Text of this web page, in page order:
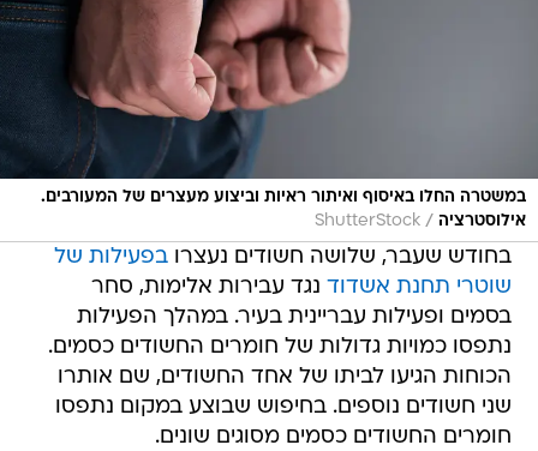
במשטרה החלו באיסוף ואיתור ראיות וביצוע מעצרים של המעורבים.
בחודש שעבר, שלושה חשודים נעצרובפעילות של
שוטרי תחנת אשדודנגד עבירות אלימות, סחר
בסמים ופעילות עבריינית בעיר. במהלך הפעילות
נתפסו כמויות גדולות של חומרים החשודים כסמים.
הכוחות הגיעו לביתו של אחד החשודים, שם אותרו
שני חשודים נוספים. בחיפוש שבוצע במקום נתפסו
חומרים החשודים כסמים מסוגים שונים.
בהמשך הפעילות נערך חיפוש בדירת "זולה" נוספת,